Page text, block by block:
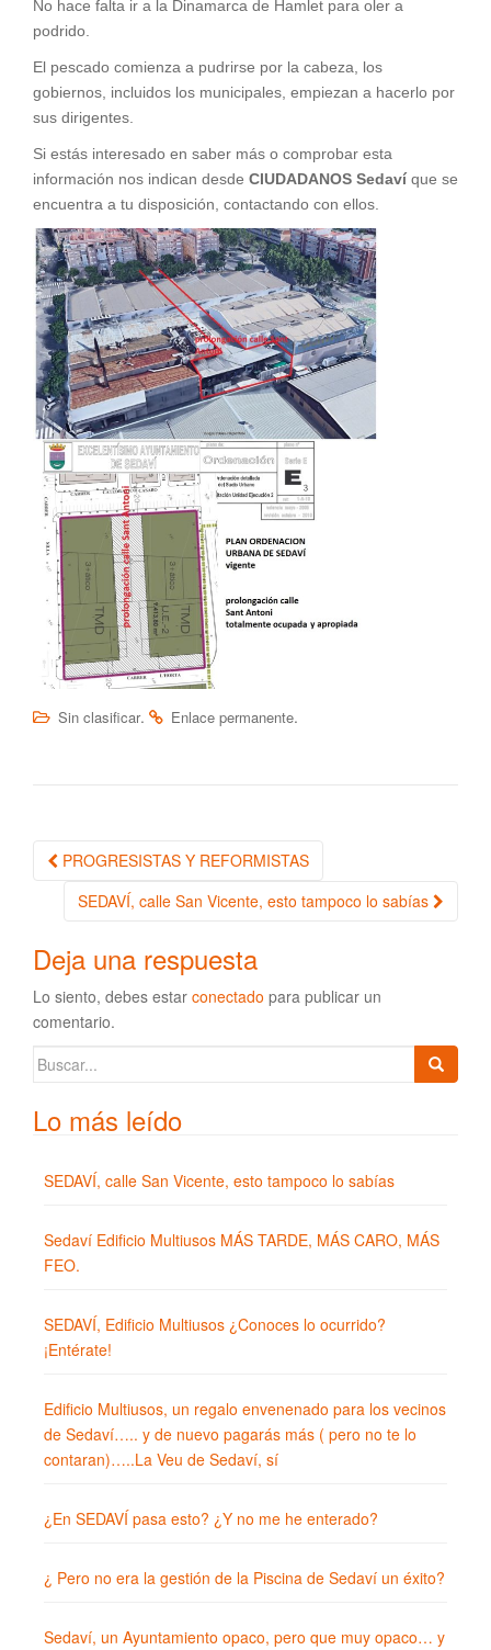
No hace falta ir a la Dinamarca de Hamlet para oler a
podrido.
El pescado comienza a pudrirse por la cabeza, los
gobiernos, incluidos los municipales, empiezan a hacerlo por
sus dirigentes.
Si estás interesado en saber más o comprobar esta
información nos indican desde CIUDADANOS Sedaví que se
encuentra a tu disposición, contactando con ellos.
Sin clasificar. Enlace permanente.
Navegación de la entrada
PROGRESISTAS Y REFORMISTAS
SEDAVÍ, calle San Vicente, esto tampoco lo sabías
Deja una respuesta
Lo siento, debes estar conectado para publicar un
comentario.
Buscar:
Lo más leído
SEDAVÍ, calle San Vicente, esto tampoco lo sabías
Sedaví Edificio Multiusos MÁS TARDE, MÁS CARO, MÁS
FEO.
SEDAVÍ, Edificio Multiusos ¿Conoces lo ocurrido?
¡Entérate!
Edificio Multiusos, un regalo envenenado para los vecinos
de Sedaví….. y de nuevo pagarás más ( pero no te lo
contaran)…..La Veu de Sedaví, sí
¿En SEDAVÍ pasa esto? ¿Y no me he enterado?
¿ Pero no era la gestión de la Piscina de Sedaví un éxito?
Sedaví, un Ayuntamiento opaco, pero que muy opaco… y